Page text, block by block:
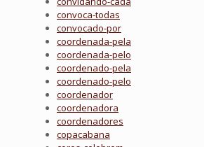
convoca-todas
convocado-por
coordenada-pela
coordenada-pelo
coordenado-pela
coordenado-pelo
coordenador
coordenadora
coordenadores
copacabana